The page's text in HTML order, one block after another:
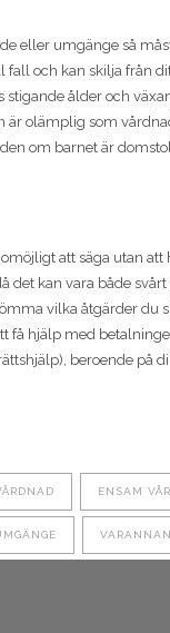
eller umgänge så
och kan skilja från
ålder och
olämplig som
om barnet är
att säga utan
kan vara både
vilka åtgärder du
få hjälp med
beroende på
ENSAM